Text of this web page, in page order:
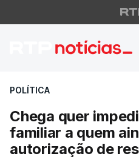
Chega
POLÍTICA
Chega quer
familiar a quem
autorização de